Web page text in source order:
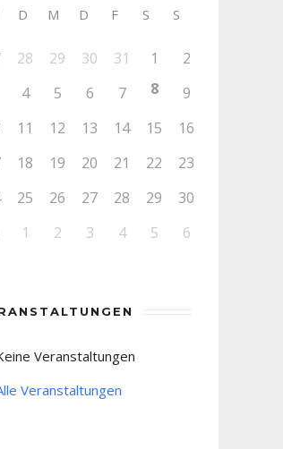
D M D F S S
28 29 30 31 1
2
4 5 6 7 8
9
11 12 13 14 15
16
18 19 20 21 22
23
25 26 27 28 29
30
1 2 3 4 5 6
Veranstaltungen
Veranstaltungen